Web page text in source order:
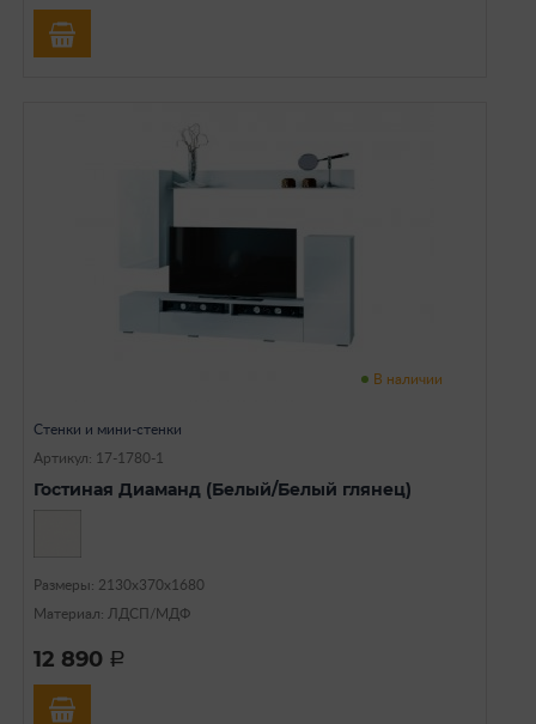
В наличии
Стенки и мини-стенки
Артикул: 17-1780-1
Гостиная Диаманд (Белый/Белый глянец)
Размеры: 2130х370х1680
Материал: ЛДСП/МДФ
12 890 a